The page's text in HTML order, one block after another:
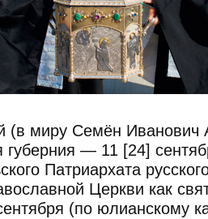
(в миру Семён Иванович
губерния — 11 [24]
Патриархата
Церкви как
(по юлианскому